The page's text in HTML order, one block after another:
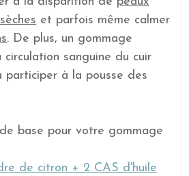
et parfois même calmer
. De plus, un gommage
sanguine du cuir
participer à la pousse des
base pour votre gommage
de citron + 2 CAS d'huile